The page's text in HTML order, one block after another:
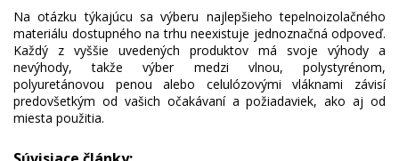
Na otázku týkajúcu sa výberu najlepšieho tepelnoizolačného
materiálu dostupného na trhu neexistuje jednoznačná odpoveď.
Každý z vyššie uvedených produktov má svoje výhody a
nevýhody, takže výber medzi vlnou, polystyrénom,
polyuretánovou penou alebo celulózovými vláknami závisí
predovšetkým od vašich očakávaní a požiadaviek, ako aj od
miesta použitia.